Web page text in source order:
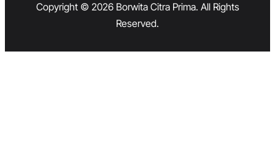
Copyright © 2026 Borwita Citra Prima. All Rights
Reserved.